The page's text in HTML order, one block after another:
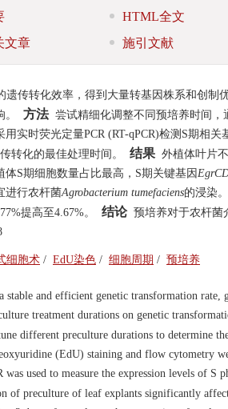
HTML全文
文章
施引文献
遗传转化效率，得到大量转基因株系和创制
方法尝试精细化调整不同预培养时间，
实时荧光定量PCR (RT-qPCR)检测S期相关
转化的最佳处理时间。
结果 外植体叶片
S期细胞数量占比最高，S期关键基因
进行农杆菌Agrobacterium tumefaciens的浸染
提高至4.67%。
结论预培养对于农杆菌
细胞术 / EdU染色 / 细胞周期 / 预培养
stable and efficient genetic transformation rate,
treatment durations on genetic
different preculture durations to determine
(EdU) staining and flow cytometry
used to measure the expression levels of S
of preculture of leaf explants significantly